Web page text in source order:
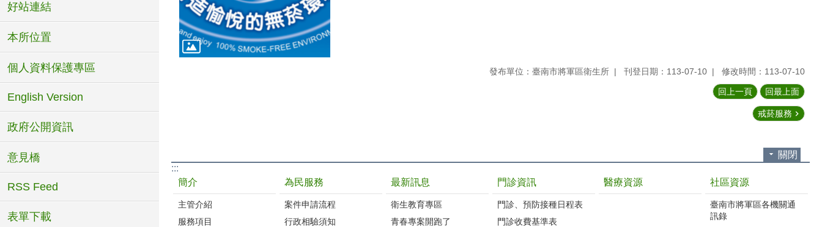
好站連結
本所位置
個人資料保護專區
English Version
政府公開資訊
意見橋
RSS Feed
表單下載
發布單位：臺南市將軍區衛生所 刊登日期：113-07-10 修改時間：113-07-10
回上一頁 回最上面
戒菸服務
關閉
:::
簡介
主管介紹
服務項目
為民服務
案件申請流程
行政相驗須知
最新訊息
衛生教育專區
青春專案開跑了
門診資訊
門診、預防接種日程表
門診收費基準表
醫療資源 社區資源
臺南市將軍區各機關通
訊錄